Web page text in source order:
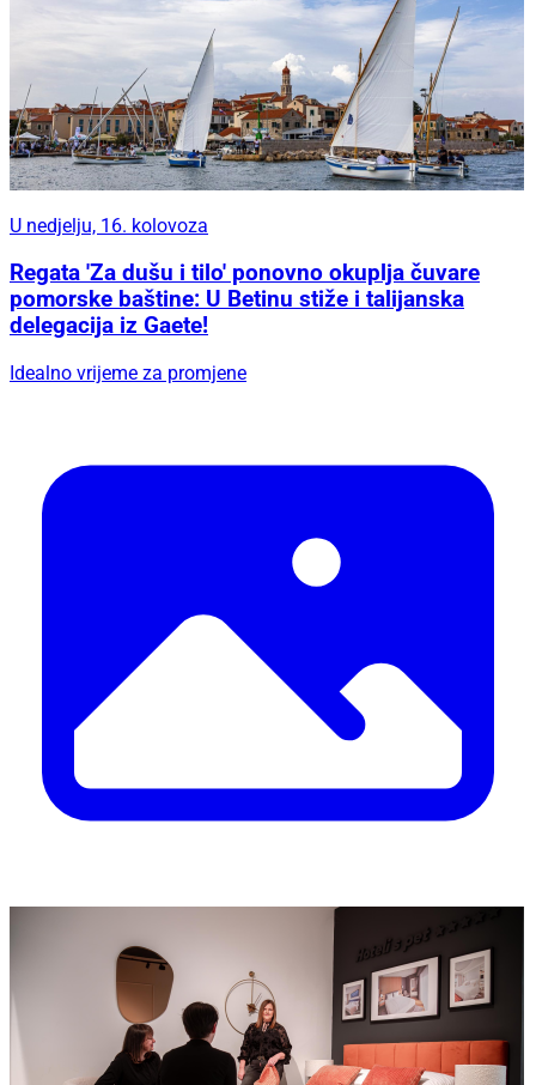
U nedjelju, 16. kolovoza
Regata 'Za dušu i tilo' ponovno okuplja čuvare
pomorske baštine: U Betinu stiže i talijanska
delegacija iz Gaete!
Idealno vrijeme za promjene